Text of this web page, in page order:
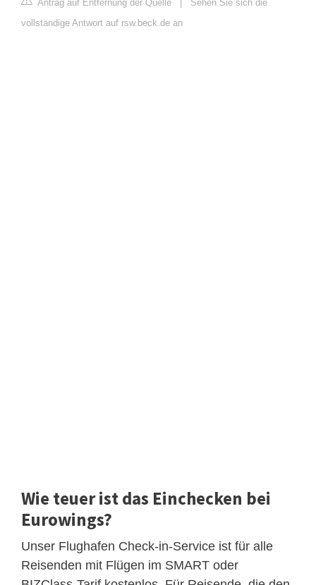
Antrag auf Entfernung der Quelle
Sehen Sie sich die
vollständige Antwort auf rsw.beck.de an
Wie teuer ist das Einchecken bei
Eurowings?
Unser Flughafen Check-in-Service ist für alle
Reisenden mit Flügen im SMART oder